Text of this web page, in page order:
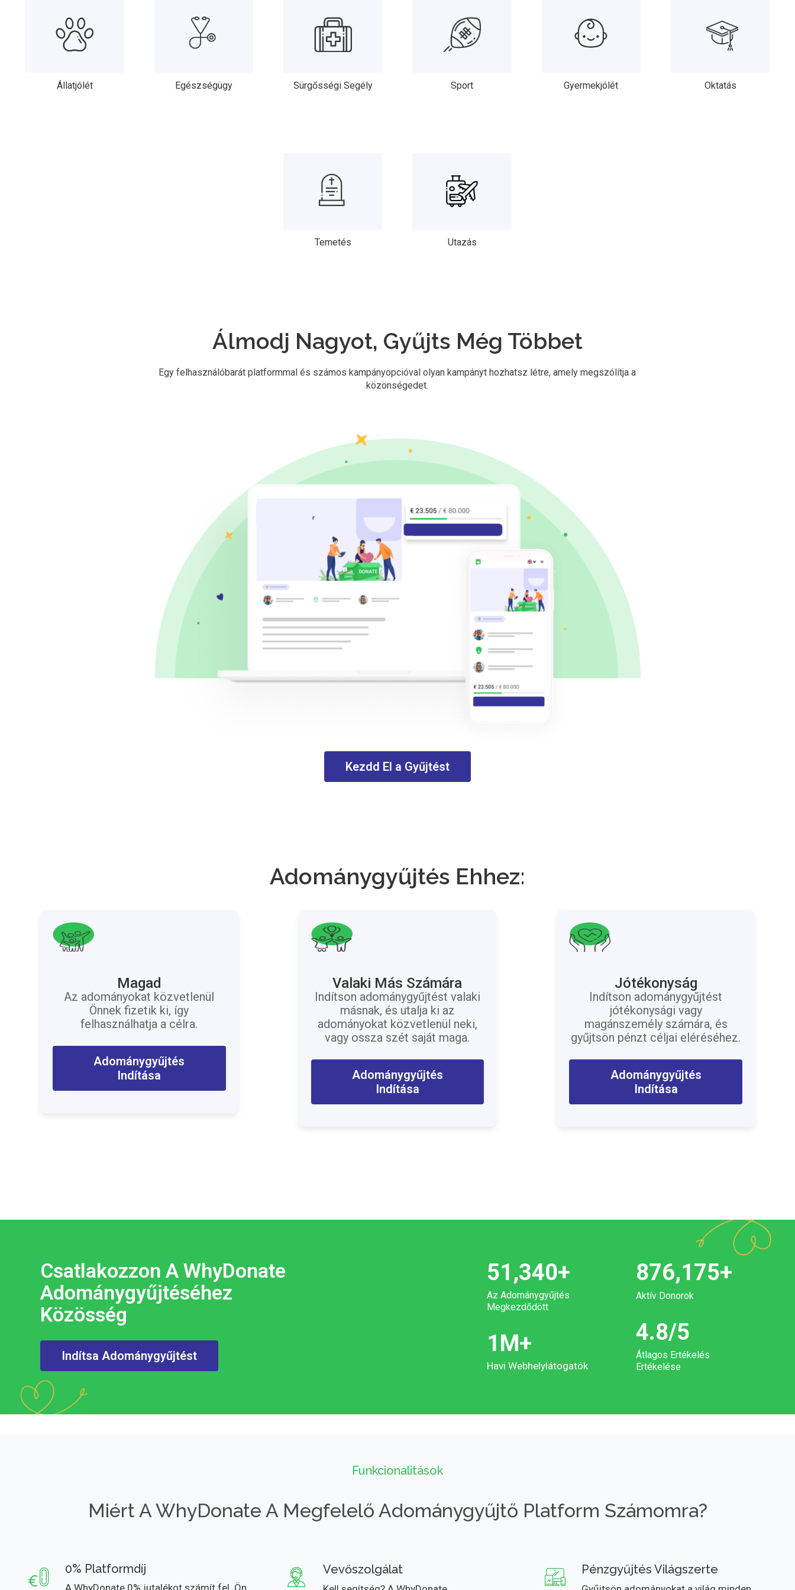
Állatjólét Egészségügy Sürgősségi Segély Sport Gyermekjólét Oktatás
Temetés Utazás
Álmodj Nagyot, Gyűjts Még Többet
Egy felhasználóbarát platformmal és számos kampányopcióval olyan kampányt hozhatsz létre, amely megszólítja a
közönségedet.
Kezdd El a Gyűjtést
Adománygyűjtés Ehhez:
Magad
Az adományokat közvetlenül
Önnek fizetik ki, így
felhasználhatja a célra.
Adománygyűjtés
Indítása
Valaki Más Számára
Indítson adománygyűjtést valaki
másnak, és utalja ki az
adományokat közvetlenül neki,
vagy ossza szét saját maga.
Adománygyűjtés
Indítása
Jótékonyság
Indítson adománygyűjtést
jótékonysági vagy
magánszemély számára, és
gyűjtsön pénzt céljai eléréséhez.
Adománygyűjtés
Indítása
Csatlakozzon A WhyDonate
Adománygyűjtéséhez
Közösség
Indítsa Adománygyűjtést
51,340+
Az Adománygyűjtés
Megkezdődött
1M+
Havi Webhelylátogatók
876,175+
Aktív Donorok
4.8/5
Átlagos Ertékelés
Ertékelése
Funkcionalitások
Miért A WhyDonate A Megfelelő Adománygyűjtő Platform Számomra?
0% Platformdíj Vevőszolgálat Pénzgyűjtés Világszerte